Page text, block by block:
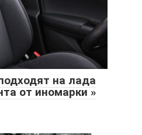
на лада
от иномарки »